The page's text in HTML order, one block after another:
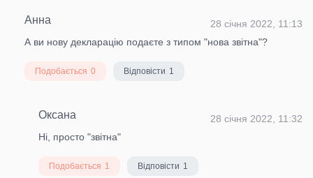
Анна
28 січня 2022, 11:13
А ви нову декларацію подаєте з типом "нова звітна"?
Подобається 0 Відповісти 1
Оксана
28 січня 2022, 11:32
Ні, просто "звітна"
Подобається 1 Відповісти 1